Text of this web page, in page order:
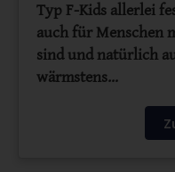
Typ F-Kids allerlei
auch für Menschen
sind und natürlich
wärmstens…